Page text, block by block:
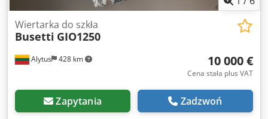
Alytus 428 km
Wiertarka do szkła
Busetti GIO1250
10 000 €
Cena stała plus VAT
Zapytania Zadzwoń